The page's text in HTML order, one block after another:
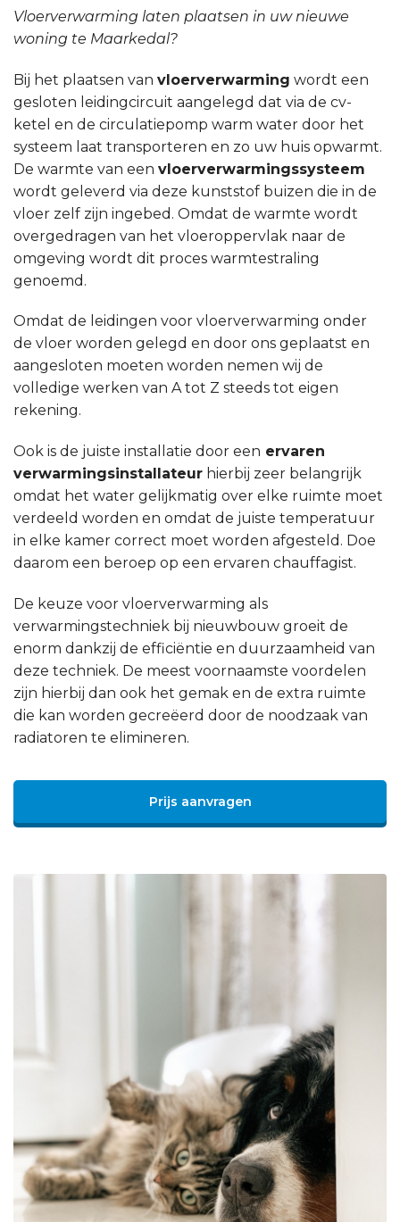
Vloerverwarming laten plaatsen in uw nieuwe
woning te Maarkedal?
Bij het plaatsen van vloerverwarming wordt een
gesloten leidingcircuit aangelegd dat via de cv-
ketel en de circulatiepomp warm water door het
systeem laat transporteren en zo uw huis opwarmt.
De warmte van een vloerverwarmingssysteem
wordt geleverd via deze kunststof buizen die in de
vloer zelf zijn ingebed. Omdat de warmte wordt
overgedragen van het vloeroppervlak naar de
omgeving wordt dit proces warmtestraling
genoemd.
Omdat de leidingen voor vloerverwarming onder
de vloer worden gelegd en door ons geplaatst en
aangesloten moeten worden nemen wij de
volledige werken van A tot Z steeds tot eigen
rekening.
Ook is de juiste installatie door een ervaren
verwarmingsinstallateur hierbij zeer belangrijk
omdat het water gelijkmatig over elke ruimte moet
verdeeld worden en omdat de juiste temperatuur
in elke kamer correct moet worden afgesteld. Doe
daarom een beroep op een ervaren chauffagist.
De keuze voor vloerverwarming als
verwarmingstechniek bij nieuwbouw groeit de
enorm dankzij de efficiëntie en duurzaamheid van
deze techniek. De meest voornaamste voordelen
zijn hierbij dan ook het gemak en de extra ruimte
die kan worden gecreëerd door de noodzaak van
radiatoren te elimineren.
Prijs aanvragen